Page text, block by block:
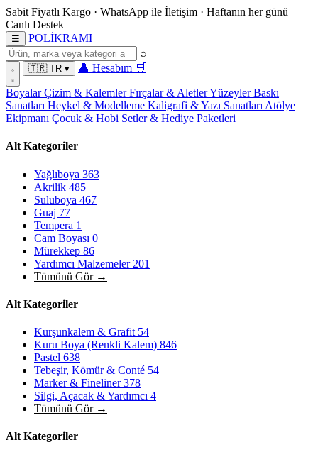
Sabit Fiyatlı Kargo · WhatsApp ile İletişim · Haftanın her günü
Canlı Destek
☰ POLİKRAMI
⌕
🇹🇷 TR ▾ 👤 Hesabım 🛒
BoyalarÇizim & KalemlerFırçalar & AletlerYüzeylerBaskı
Sanatları Heykel & Modelleme Kaligrafi & Yazı Sanatları Atölye
Ekipmanı Çocuk & Hobi Setler & Hediye Paketleri
Alt Kategoriler
Yağlıboya 363
Akrilik 485
Suluboya 467
Guaj 77
Tempera 1
Cam Boyası 0
Mürekkep 86
Yardımcı Malzemeler 201
Tümünü Gör →
Alt Kategoriler
Kurşunkalem & Grafit 54
Kuru Boya (Renkli Kalem) 846
Pastel 638
Tebeşir, Kömür & Conté 54
Marker & Fineliner378
Silgi, Açacak & Yardımcı 4
Tümünü Gör →
Alt Kategoriler